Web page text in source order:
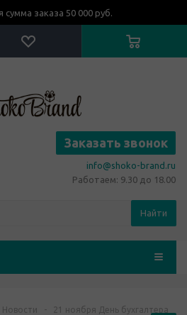
сумма заказа 50 000 руб.
Заказать звонок
info@shoko-brand.ru
Работаем: 9.30 до 18.00
Найти
Новости - 21 ноября День бухгалтера